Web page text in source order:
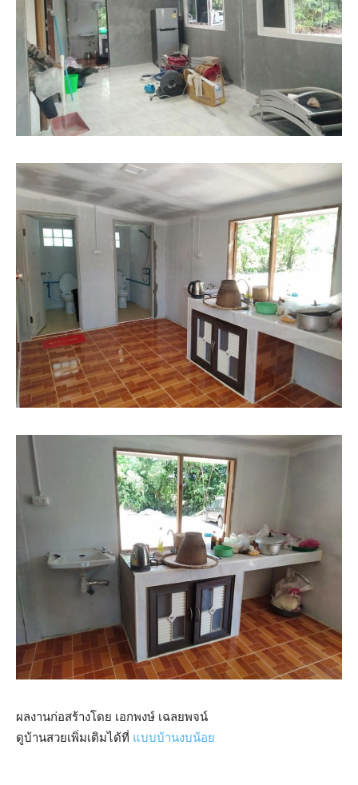
ผลงานก่อสร้างโดย เอกพงษ์ เฉลยพจน์
ดูบ้านสวยเพิ่มเติมได้ที่ แบบบ้านงบน้อย